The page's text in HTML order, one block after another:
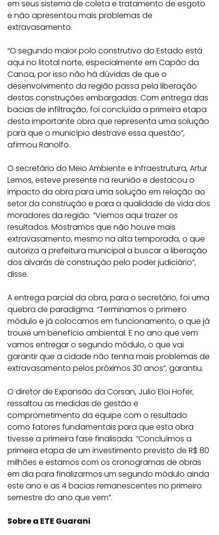
em seus sistema de coleta e tratamento de esgoto
e não apresentou mais problemas de
extravasamento.
“O segundo maior polo construtivo do Estado está
aqui no litotal norte, especialmente em Capão da
Canoa, por isso não há dúvidas de que o
desenvolvimento da região passa pela liberação
destas construções embargadas. Com entrega das
bacias de infiltração, foi concluída a primeira etapa
desta importante obra que representa uma solução
para que o município destrave essa questão”,
afirmou Ranolfo.
O secretário do Meio Ambiente e Infraestrutura, Artur
Lemos, esteve presente na reunião e destacou o
impacto da obra para uma solução em relação ao
setor da construção e para a qualidade de vida dos
moradores da região. “Viemos aqui trazer os
resultados. Mostramos que não houve mais
extravasamento, mesmo na alta temporada, o que
autoriza a prefeitura municipal a buscar a liberação
dos alvarás de construção pelo poder judiciário”,
disse.
A entrega parcial da obra, para o secretário, foi uma
quebra de paradigma. “Terminamos o primeiro
módulo e já colocamos em funcionamento, o que já
trouxe um benefício ambiental. E no ano que vem
vamos entregar o segundo módulo, o que vai
garantir que a cidade não tenha mais problemas de
extravasamento pelos próximos 30 anos”, garantiu.
O diretor de Expansão da Corsan, Julio Eloi Hofer,
ressaltou as medidas de gestão e
comprometimento da equipe com o resultado
como fatores fundamentais para que esta obra
tivesse a primeira fase finalisada. “Concluímos a
primeira etapa de um investimento previsto de R$ 80
milhões e estamos com os cronogramas de obras
em dia para finalizarmos um segundo módulo ainda
este ano e as 4 bacias remanescentes no primeiro
semestre do ano que vem”.
Sobre a ETE Guarani